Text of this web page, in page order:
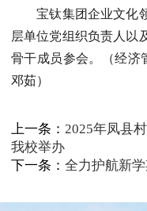
宝钛集团企业文化
层单位党组织负责人以
骨干成员参会。（经济
邓茹）
上一条： 2025年凤县
我校举办
下一条： 全力护航新